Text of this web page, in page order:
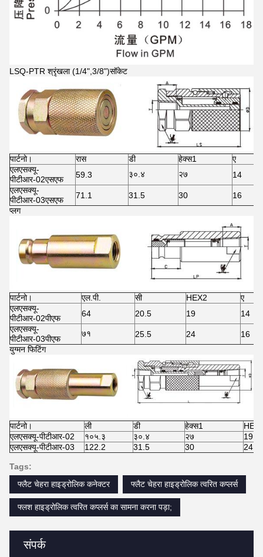
संपर्क
LSQ-PTR श्रृंखला (1/4",3/8")सॉकेट
पार्टनो। रास डी हेक्स1
ए
एलएसक्यू-
पीटीआर-02एसएफ
59.3 ३०.४ २७
14
एलएसक्यू-
पीटीआर-03एसएफ
71.1 31.5 30
16
प्लग
पार्टनो। एल.पी. सी HEX2
ए
एलएसक्यू-
पीटीआर-02पीएफ
64 20.5 19
14
एलएसक्यू-
पीटीआर-03पीएफ
७१ 25.5 24
16
युग्मन फिटिंग
पार्टनो। ली डी हेक्स1
एलएसक्यू-पीटीआर-02
१०५.३ ३०.४ २७
19
एलएसक्यू-पीटीआर-03
122.2 31.5 30 24
Tags:
फ्लैट चेहरा हाइड्रोलिक कनेक्टर
फ्लैट चेहरा हाइड्रोलिक त्वरित कप्लर्स
फ्लश हाइड्रोलिक त्वरित कप्लर्स का सामना करना पड़ा;